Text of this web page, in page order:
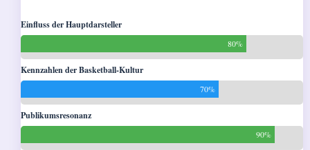
Einfluss der Hauptdarsteller
80%
Kennzahlen der Basketball-Kultur
70%
Publikumsresonanz
90%